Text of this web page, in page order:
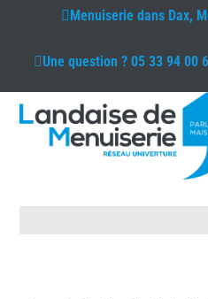
Menuiserie dans Dax,
Une question ?05 33 94 00